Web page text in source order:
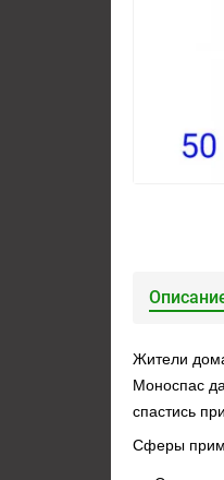
Жители
Моноспас
спастись
Сферы